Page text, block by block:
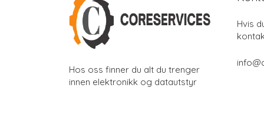
Hos oss finner du alt du trenger
innen elektronikk og datautstyr
Hvis